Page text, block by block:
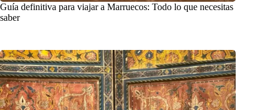
Guía definitiva para viajar a Marruecos: Todo lo que necesitas
saber